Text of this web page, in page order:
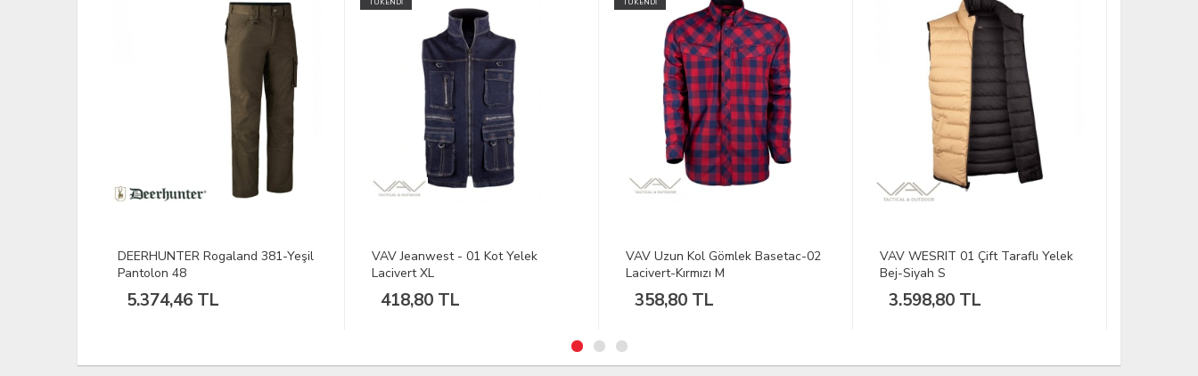
DEERHUNTER Rogaland 381-Yeşil
Pantolon 48
5.374,46 TL
TÜKENDİ
VAV Jeanwest - 01 Kot Yelek
Lacivert XL
418,80 TL
TÜKENDİ
VAV Uzun Kol Gömlek Basetac-02
Lacivert-Kırmızı M
358,80 TL
VAV WESRIT 01 Çift Taraflı Yelek
Bej-Siyah S
3.598,80 TL